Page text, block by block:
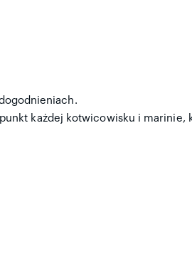
każdej kotwicowisku i marinie,